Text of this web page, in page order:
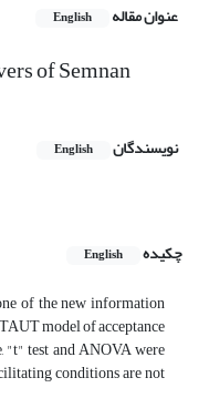
عنوان مقاله English
of Semnan
نویسندگان English
چکیده
English
of the new information
model of acceptance
"t" test and ANOVA were
conditions are not